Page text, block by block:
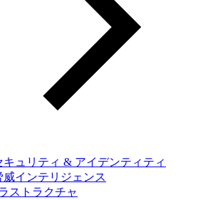
キュリティ & アイデンティティ
威インテリジェンス
ストラクチャ